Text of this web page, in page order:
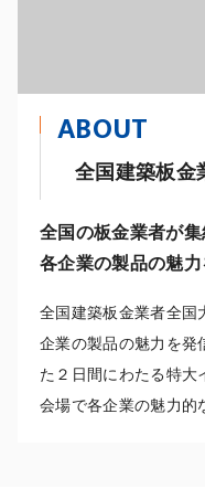
ABOUT
全国建築板金
全国の板金業者が集
各企業の製品の魅
全国建築板金業者全国
企業の製品の魅力を発
た２日間にわたる特大
会場で各企業の魅力的